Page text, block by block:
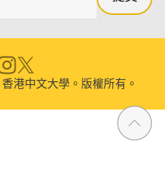
香港中文大學。版權所有。